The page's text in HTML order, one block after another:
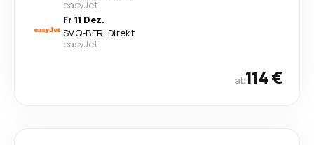
easyJet
Fr 11 Dez.
SVQ-BER· Direkt
easyJet
ab114 €